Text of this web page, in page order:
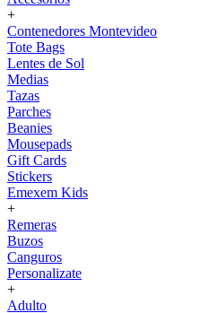
+
Contenedores Montevideo
Tote Bags
Lentes de Sol
Medias
Tazas
Parches
Beanies
Mousepads
Gift Cards
Stickers
Emexem Kids
+
Remeras
Buzos
Canguros
Personalizate
+
Adulto